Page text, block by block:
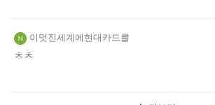
이멋진세계에현대카드를
ㅊㅊ